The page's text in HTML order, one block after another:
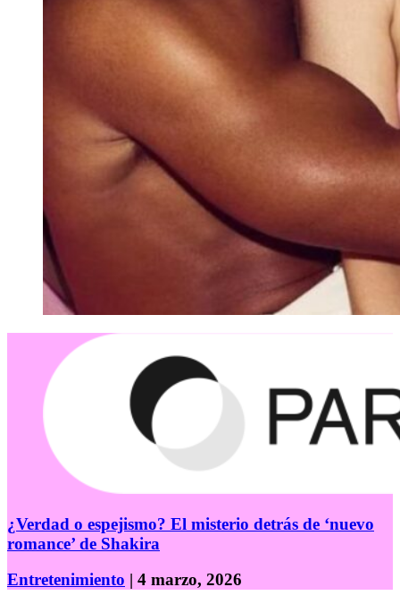
¿Verdad o espejismo? El misterio detrás de ‘nuevo
romance’ de Shakira
Entretenimiento | 4 marzo, 2026